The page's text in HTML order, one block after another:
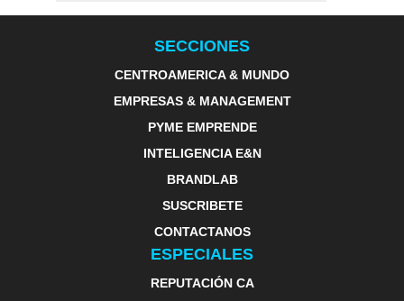
SECCIONES
CENTROAMERICA & MUNDO
EMPRESAS & MANAGEMENT
PYME EMPRENDE
INTELIGENCIA E&N
BRANDLAB
SUSCRIBETE
CONTACTANOS
ESPECIALES
REPUTACIÓN CA